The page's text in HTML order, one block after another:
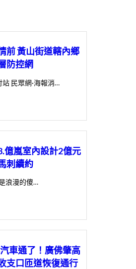
前 黃山街道轄內鄉
防控網
民眾網·海報消…
億嵐室內設計2億元
刺續約
浪漫的傻…
車通了！廣佛肇高
支口匝道恢復通行